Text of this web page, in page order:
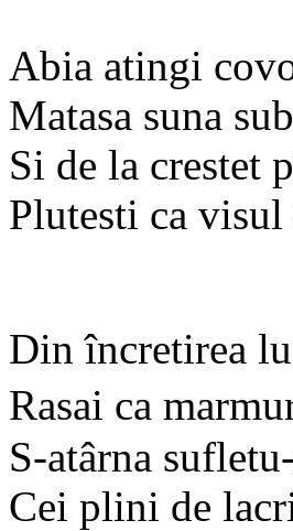
Abia atingi
Matasa suna
Si de la crestet
Plutesti ca visul
Din încretirea
Rasai ca
S-atârna
Cei plini de